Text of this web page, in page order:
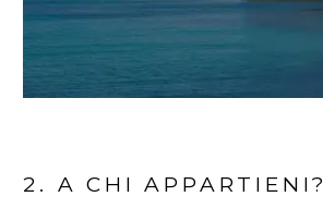
2. A CHI APPARTIENI?